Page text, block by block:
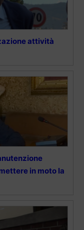
attività
in moto la